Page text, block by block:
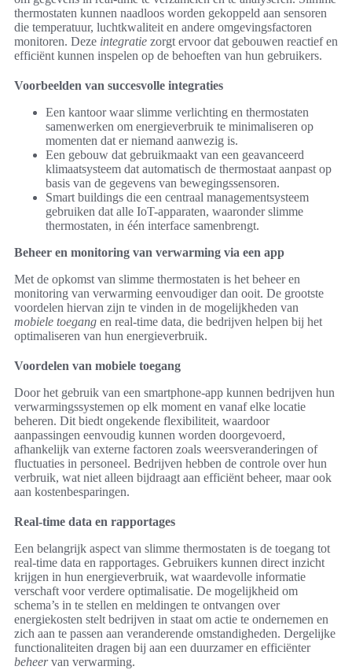
thermostaten kunnen naadloos worden gekoppeld aan sensoren
die temperatuur, luchtkwaliteit en andere omgevingsfactoren
monitoren. Deze integratie zorgt ervoor dat gebouwen reactief en
efficiënt kunnen inspelen op de behoeften van hun gebruikers.
Voorbeelden van succesvolle integraties
Een kantoor waar slimme verlichting en thermostaten
samenwerken om energieverbruik te minimaliseren op
momenten dat er niemand aanwezig is.
Een gebouw dat gebruikmaakt van een geavanceerd
klimaatsysteem dat automatisch de thermostaat aanpast op
basis van de gegevens van bewegingssensoren.
Smart buildings die een centraal managementsysteem
gebruiken dat alle IoT-apparaten, waaronder slimme
thermostaten, in één interface samenbrengt.
Beheer en monitoring van verwarming via een app
Met de opkomst van slimme thermostaten is het beheer en
monitoring van verwarming eenvoudiger dan ooit. De grootste
voordelen hiervan zijn te vinden in de mogelijkheden van
mobiele toegang en real-time data, die bedrijven helpen bij het
optimaliseren van hun energieverbruik.
Voordelen van mobiele toegang
Door het gebruik van een smartphone-app kunnen bedrijven hun
verwarmingssystemen op elk moment en vanaf elke locatie
beheren. Dit biedt ongekende flexibiliteit, waardoor
aanpassingen eenvoudig kunnen worden doorgevoerd,
afhankelijk van externe factoren zoals weersveranderingen of
fluctuaties in personeel. Bedrijven hebben de controle over hun
verbruik, wat niet alleen bijdraagt aan efficiënt beheer, maar ook
aan kostenbesparingen.
Real-time data en rapportages
Een belangrijk aspect van slimme thermostaten is de toegang tot
real-time data en rapportages. Gebruikers kunnen direct inzicht
krijgen in hun energieverbruik, wat waardevolle informatie
verschaft voor verdere optimalisatie. De mogelijkheid om
schema’s in te stellen en meldingen te ontvangen over
energiekosten stelt bedrijven in staat om actie te ondernemen en
zich aan te passen aan veranderende omstandigheden. Dergelijke
functionaliteiten dragen bij aan een duurzamer en efficiënter
beheervan verwarming.